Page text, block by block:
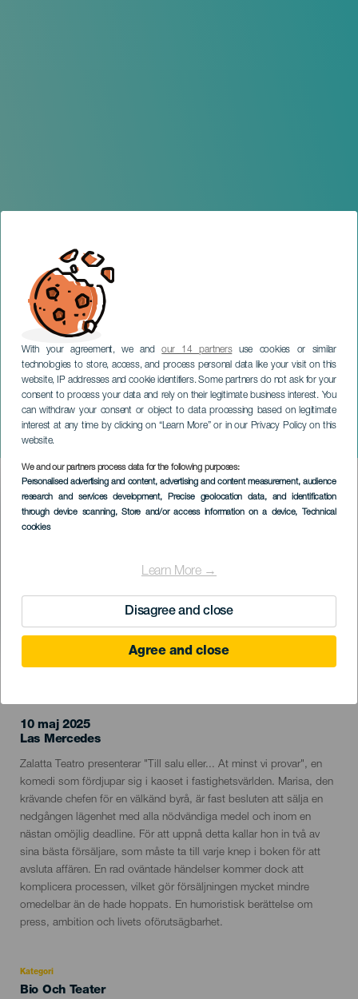
With your agreement, we andour 14 partnersuse cookies or similar
technologies to store, access, and process personal data like your visit on this
website, IP addresses and cookie identifiers. Some partners do not ask for your
consent to process your data and rely on their legitimate business interest. You
can withdraw your consent or object to data processing based on legitimate
interest at any time by clicking on “Learn More” or in our Privacy Policy on this
website.
We and our partners process data for the following purposes:
Personalised advertising and content, advertising and content measurement, audience
research and services development, Precise geolocation data, and identification
through device scanning, Store and/or access information on a device, Technical
cookies
Learn More →
Disagree and close
Agree and close
Till salu eller... Vi försöker
åtminstone
TENERIFE
Imagen
Listado
10 maj 2025
Localidad
Las Mercedes
Descripción
del
evento
Zalatta Teatro presenterar "Till salu eller... At minst vi provar", en
komedi som fördjupar sig i kaoset i fastighetsvärlden. Marisa, den
krävande chefen för en välkänd byrå, är fast besluten att sälja en
nedgången lägenhet med alla nödvändiga medel och inom en
nästan omöjlig deadline. För att uppnå detta kallar hon in två av
sina bästa försäljare, som måste ta till varje knep i boken för att
avsluta affären. En rad oväntade händelser kommer dock att
komplicera processen, vilket gör försäljningen mycket mindre
omedelbar än de hade hoppats. En humoristisk berättelse om
press, ambition och livets oförutsägbarhet.
Kategori
Categoría
Bio Och Teater